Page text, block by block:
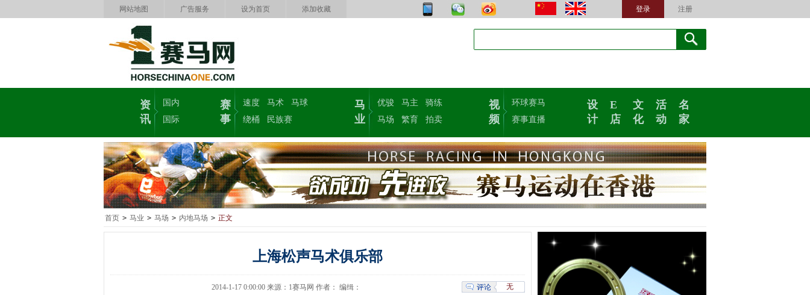
注册
登录
网站地图 广告服务 设为首页 添加收藏
资
讯
国内
国际
赛
事
速度 马术
马球
绕桶
民族赛
马
业
优骏 马主
骑练
马场
繁育 拍卖
视
频
环球赛马
赛事直播
设
计
E
店
文
化
活
动
名
家
首页 > 马业 > 马场 > 内地马场 > 正文
上海松声马术俱乐部
评论 无
2014-1-17 0:00:00 来源：1赛马网 作者： 编缉：